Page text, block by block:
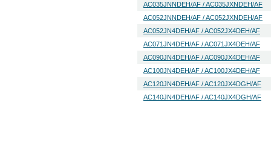
AC035JNNDEH/AF / AC035JXNDEH/AF
AC052JNNDEH/AF / AC052JXNDEH/AF
AC052JN4DEH/AF / AC052JX4DEH/AF
AC071JN4DEH/AF / AC071JX4DEH/AF
AC090JN4DEH/AF / AC090JX4DEH/AF
AC100JN4DEH/AF / AC100JX4DEH/AF
AC120JN4DEH/AF / AC120JX4DGH/AF
AC140JN4DEH/AF / AC140JX4DGH/AF